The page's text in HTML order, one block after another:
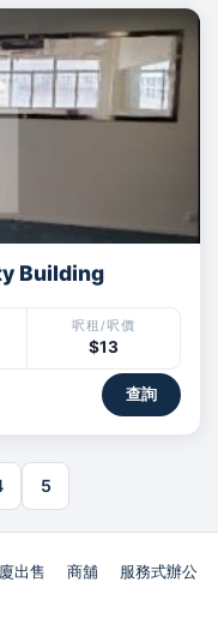
Building
呎租/呎價
$13
查詢
5
出售 商舖
服務式辦公